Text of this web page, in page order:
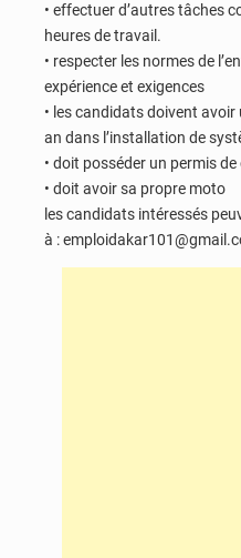
• effectuer d’autres tâches
heures de travail.
• respecter les normes de
expérience et exigences
• les candidats doivent avoir
an dans l’installation de
• doit posséder un permis
• doit avoir sa propre moto
les candidats intéressés
à :